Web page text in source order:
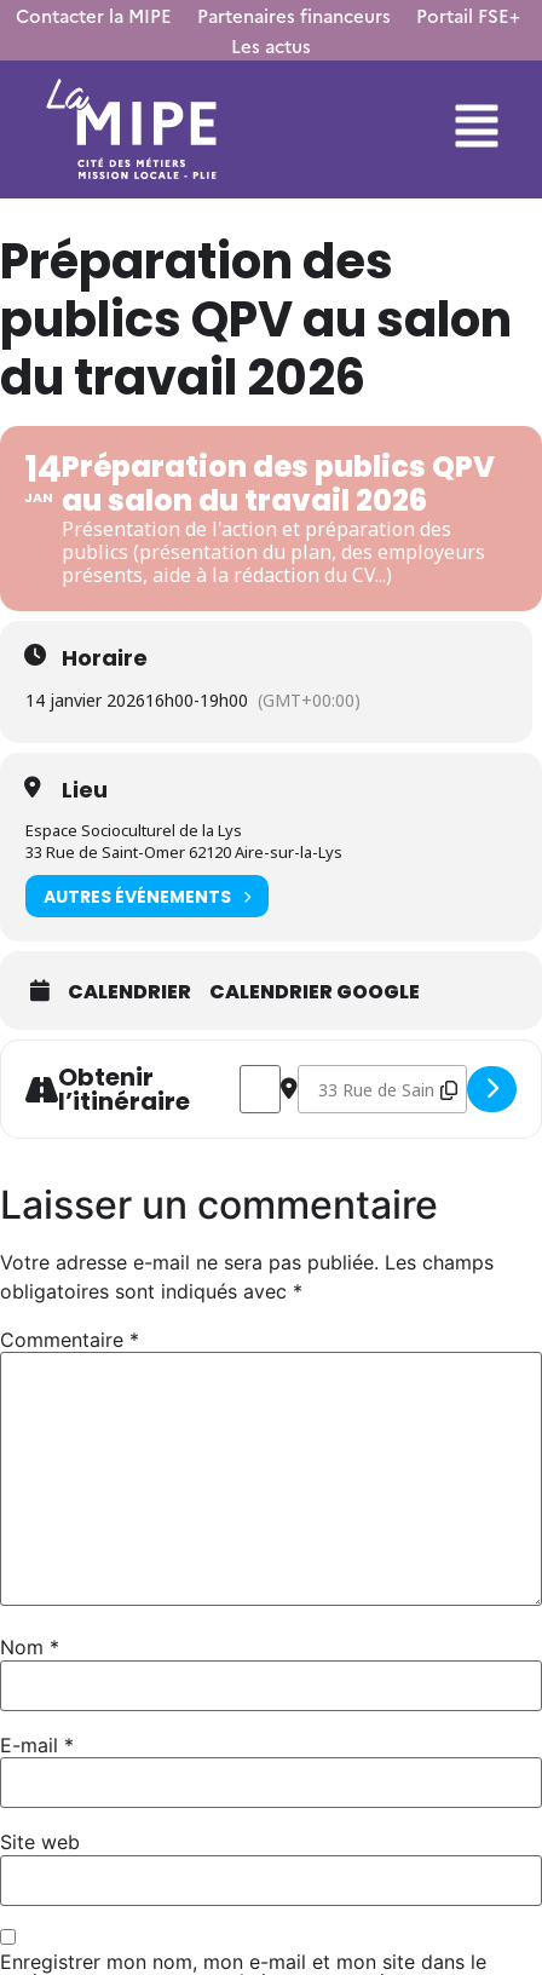
Contacter la MIPE Partenaires financeurs
Portail FSE+
Les actus
Préparation des
publics QPV au salon
du travail 2026
14
JAN
Préparation des publics QPV
au salon du travail 2026
Présentation de l'action et préparation des
publics (présentation du plan, des employeurs
présents, aide à la rédaction du CV...)
Horaire
14 janvier 202616h00-19h00 (GMT+00:00)
Lieu
Espace Socioculturel de la Lys
33 Rue de Saint-Omer 62120 Aire-sur-la-Lys
AUTRES ÉVÉNEMENTS
CALENDRIER CALENDRIER GOOGLE
Obtenir
l’itinéraire
Address - Préparation des publics
Destination Address -
Laisser un commentaire
Votre adresse e-mail ne sera pas publiée. Les champs
obligatoires sont indiqués avec *
Commentaire *
Nom *
E-mail *
Site web
Enregistrer mon nom, mon e-mail et mon site dans le